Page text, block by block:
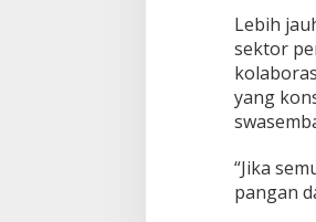
Lebih
sektor
yang
“Jika
pangan